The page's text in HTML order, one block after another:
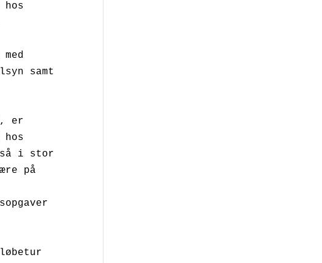
samt
er
i stor
på